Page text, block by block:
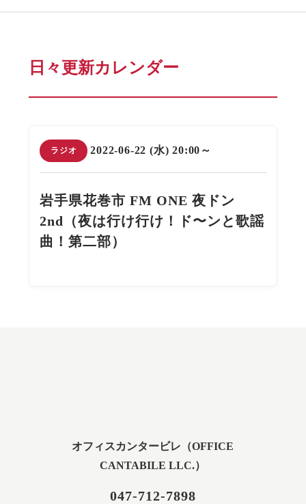
日々更新カレンダー
ラジオ 2022-06-22 (水) 20:00～
岩手県花巻市 FM ONE 夜ドン
2nd（夜は行け行け！ド〜ンと歌謡
曲！第二部）
オフィスカンタービレ（OFFICE
CANTABILE LLC.）
047-712-7898